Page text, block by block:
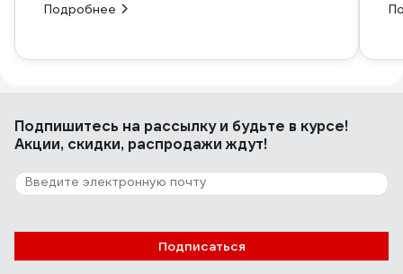
Подробнее
Подпишитесь на рассылкуи будьте в курсе!
Акции, скидки, распродажи ждут!
Подписаться